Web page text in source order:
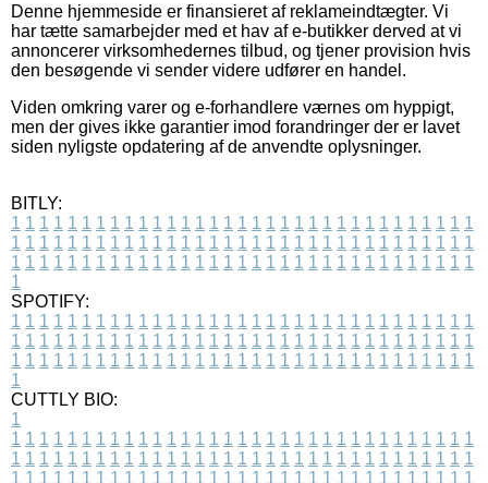
Denne hjemmeside er finansieret af reklameindtægter. Vi
har tætte samarbejder med et hav af e-butikker derved at vi
annoncerer virksomhedernes tilbud, og tjener provision hvis
den besøgende vi sender videre udfører en handel.
Viden omkring varer og e-forhandlere værnes om hyppigt,
men der gives ikke garantier imod forandringer der er lavet
siden nyligste opdatering af de anvendte oplysninger.
BITLY:
1 1 1 1 1 1 1 1 1 1 1 1 1 1 1 1 1 1 1 1 1 1 1 1 1 1 1 1 1 1 1 1 1
1 1 1 1 1 1 1 1 1 1 1 1 1 1 1 1 1 1 1 1 1 1 1 1 1 1 1 1 1 1 1 1 1
1 1 1 1 1 1 1 1 1 1 1 1 1 1 1 1 1 1 1 1 1 1 1 1 1 1 1 1 1 1 1 1 1
1
SPOTIFY:
1 1 1 1 1 1 1 1 1 1 1 1 1 1 1 1 1 1 1 1 1 1 1 1 1 1 1 1 1 1 1 1 1
1 1 1 1 1 1 1 1 1 1 1 1 1 1 1 1 1 1 1 1 1 1 1 1 1 1 1 1 1 1 1 1 1
1 1 1 1 1 1 1 1 1 1 1 1 1 1 1 1 1 1 1 1 1 1 1 1 1 1 1 1 1 1 1 1 1
1
CUTTLY BIO:
1
1 1 1 1 1 1 1 1 1 1 1 1 1 1 1 1 1 1 1 1 1 1 1 1 1 1 1 1 1 1 1 1 1
1 1 1 1 1 1 1 1 1 1 1 1 1 1 1 1 1 1 1 1 1 1 1 1 1 1 1 1 1 1 1 1 1
1 1 1 1 1 1 1 1 1 1 1 1 1 1 1 1 1 1 1 1 1 1 1 1 1 1 1 1 1 1 1 1 1